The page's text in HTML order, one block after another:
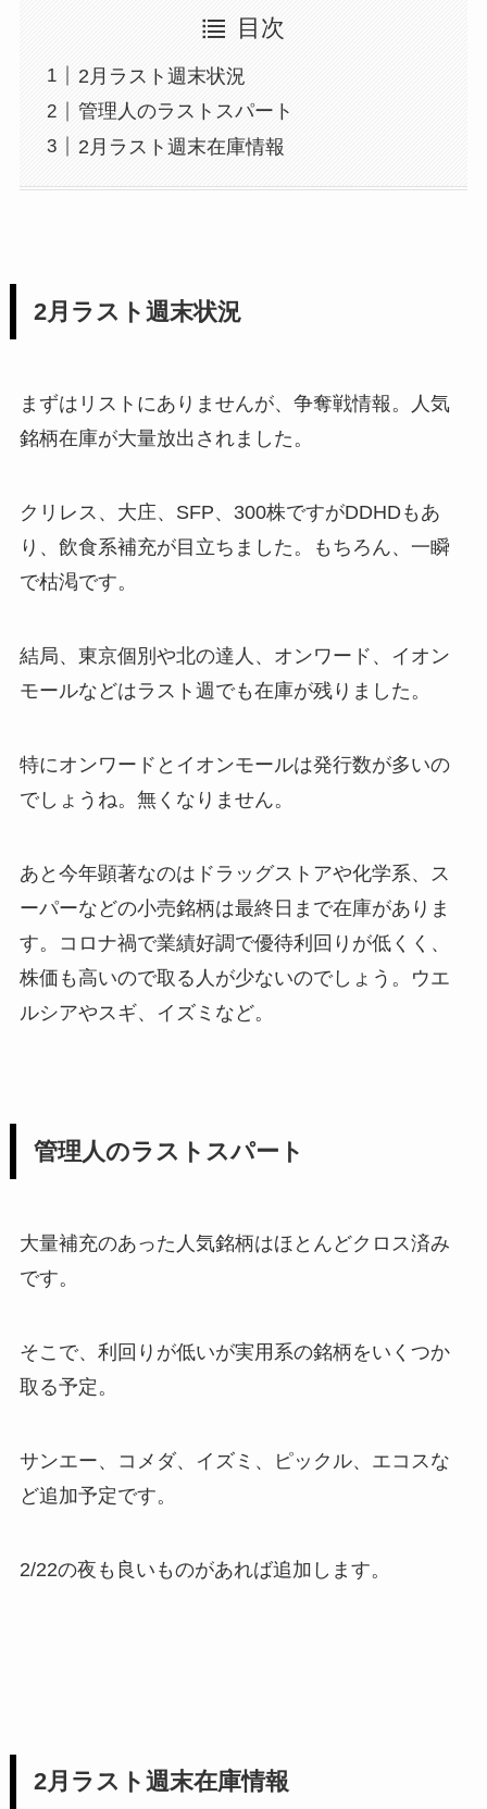
目次
2月ラスト週末状況
管理人のラストスパート
2月ラスト週末在庫情報
2月ラスト週末状況
まずはリストにありませんが、争奪戦情報。人気
銘柄在庫が大量放出されました。
クリレス、大庄、SFP、300株ですがDDHDもあ
り、飲食系補充が目立ちました。もちろん、一瞬
で枯渇です。
結局、東京個別や北の達人、オンワード、イオン
モールなどはラスト週でも在庫が残りました。
特にオンワードとイオンモールは発行数が多いの
でしょうね。無くなりません。
あと今年顕著なのはドラッグストアや化学系、ス
ーパーなどの小売銘柄は最終日まで在庫がありま
す。コロナ禍で業績好調で優待利回りが低くく、
株価も高いので取る人が少ないのでしょう。ウエ
ルシアやスギ、イズミなど。
管理人のラストスパート
大量補充のあった人気銘柄はほとんどクロス済み
です。
そこで、利回りが低いが実用系の銘柄をいくつか
取る予定。
サンエー、コメダ、イズミ、ピックル、エコスな
ど追加予定です。
2/22の夜も良いものがあれば追加します。
2月ラスト週末在庫情報